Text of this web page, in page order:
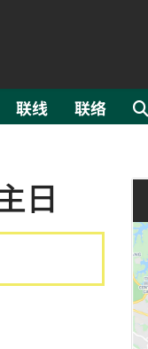
联线
联络
日